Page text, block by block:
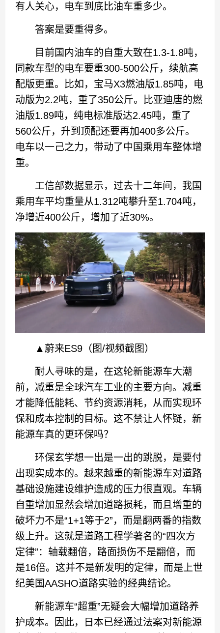
有人关心，电车到底比油车重多少。
答案是要重得多。
目前国内油车的自重大致在1.3-1.8吨，
同款车型的电车要重300-500公斤，续航高
配版更重。比如，宝马X3燃油版1.85吨，电
动版为2.2吨，重了350公斤。比亚迪唐的燃
油版1.89吨，纯电标准版达2.45吨，重了
560公斤，升到顶配还要再加400多公斤。
电车以一己之力，带动了中国乘用车整体增
重。
工信部数据显示，过去十二年间，我国
乘用车平均重量从1.312吨攀升至1.704吨，
净增近400公斤，增加了近30%。
▲蔚来ES9（图/视频截图）
耐人寻味的是，在这轮新能源车大潮
前，减重是全球汽车工业的主要方向。减重
才能降低能耗、节约资源消耗，从而实现环
保和成本控制的目标。这不禁让人怀疑，新
能源车真的更环保吗？
环保玄学想一出是一出的跳脱，是要付
出现实成本的。越来越重的新能源车对道路
基础设施建设维护造成的压力很直观。车辆
自重增加显然会增加道路损耗，而且增重的
破坏力不是“1+1等于2”，而是翻两番的指数
级上升。这就是道路工程学著名的“四次方
定律”：轴载翻倍，路面损伤不是翻倍，而
是16倍。这并不是新发明的定律，而是上世
纪美国AASHO道路实验的经典结论。
新能源车“超重”无疑会大幅增加道路养
护成本。因此，日本已经通过法案对新能源